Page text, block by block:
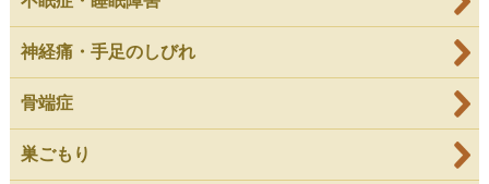
神経痛・手足のしびれ
骨端症
巣ごもり